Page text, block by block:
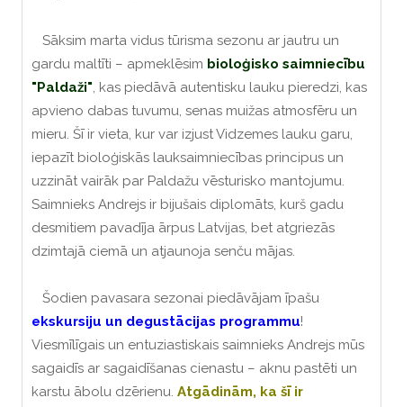
Sāksim marta vidus tūrisma sezonu ar jautru un
gardu maltīti – apmeklēsim bioloģisko saimniecību
"Paldaži", kas piedāvā autentisku lauku pieredzi, kas
apvieno dabas tuvumu, senas muižas atmosfēru un
mieru. Šī ir vieta, kur var izjust Vidzemes lauku garu,
iepazīt bioloģiskās lauksaimniecības principus un
uzzināt vairāk par Paldažu vēsturisko mantojumu.
Saimnieks Andrejs ir bijušais diplomāts, kurš gadu
desmitiem pavadīja ārpus Latvijas, bet atgriezās
dzimtajā ciemā un atjaunoja senču mājas.
Šodien pavasara sezonai piedāvājam īpašu
ekskursiju un degustācijas programmu!
Viesmīlīgais un entuziastiskais saimnieks Andrejs mūs
sagaidīs ar sagaidīšanas cienastu – aknu pastēti un
karstu ābolu dzērienu. Atgādinām, ka šī ir